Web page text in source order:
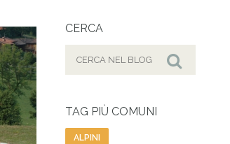
CERCA
Cerca
TAG PIÙ COMUNI
ALPINI